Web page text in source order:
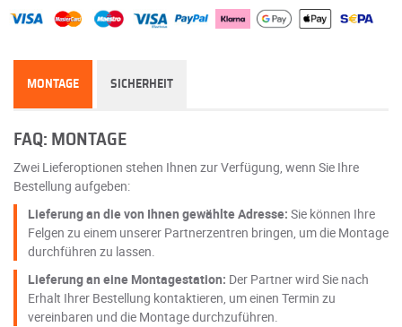
MONTAGE SICHERHEIT
FAQ: MONTAGE
Zwei Lieferoptionen stehen Ihnen zur Verfügung, wenn Sie Ihre
Bestellung aufgeben:
Lieferung an die von Ihnen gewählte Adresse: Sie können Ihre
Felgen zu einem unserer Partnerzentren bringen, um die Montage
durchführen zu lassen.
Lieferung an eine Montagestation: Der Partner wird Sie nach
Erhalt Ihrer Bestellung kontaktieren, um einen Termin zu
vereinbaren und die Montage durchzuführen.